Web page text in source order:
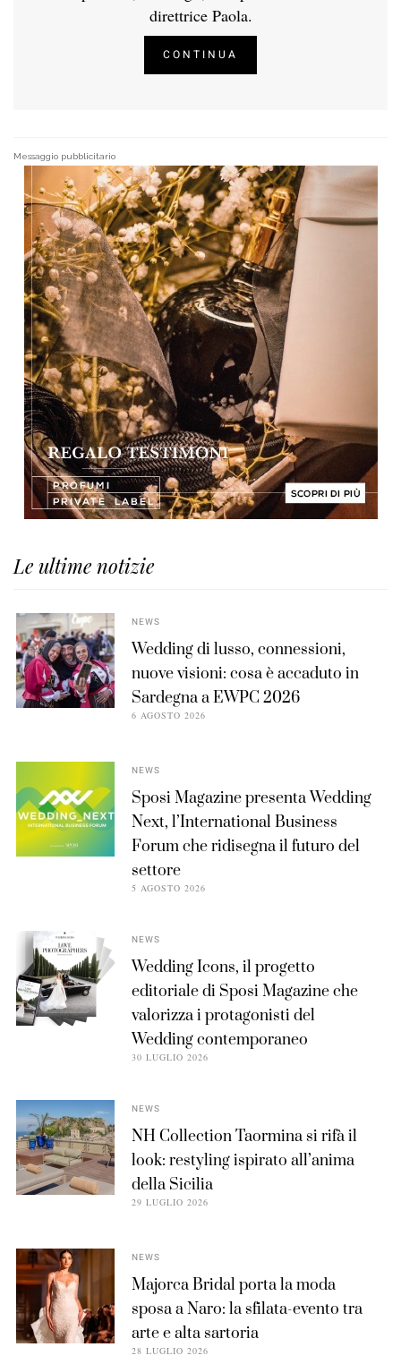
direttrice Paola.
CONTINUA
Messaggio pubblicitario
Le ultime notizie
NEWS
Wedding di lusso, connessioni,
nuove visioni: cosa è accaduto in
Sardegna a EWPC 2026
6 AGOSTO 2026
NEWS
Sposi Magazine presenta Wedding
Next, l’International Business
Forum che ridisegna il futuro del
settore
5 AGOSTO 2026
NEWS
Wedding Icons, il progetto
editoriale di Sposi Magazine che
valorizza i protagonisti del
Wedding contemporaneo
30 LUGLIO 2026
NEWS
NH Collection Taormina si rifà il
look: restyling ispirato all’anima
della Sicilia
29 LUGLIO 2026
NEWS
Majorca Bridal porta la moda
sposa a Naro: la sfilata-evento tra
arte e alta sartoria
28 LUGLIO 2026